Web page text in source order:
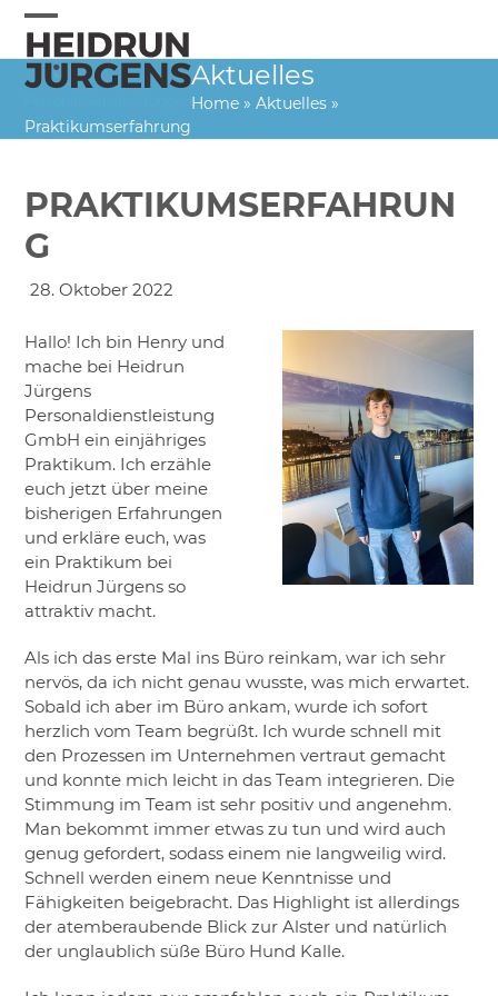
Skip
content
Open
mobile
menu
Close
mobile
menu
Aktuelles
Home »Aktuelles »
Praktikumserfahrung
PRAKTIKUMSERFAHRUN
G
28. Oktober 2022
Hallo! Ich bin Henry und
mache bei Heidrun
Jürgens
Personaldienstleistung
GmbH ein einjähriges
Praktikum. Ich erzähle
euch jetzt über meine
bisherigen Erfahrungen
und erkläre euch, was
ein Praktikum bei
Heidrun Jürgens so
attraktiv macht.
Als ich das erste Mal ins Büro reinkam, war ich sehr
nervös, da ich nicht genau wusste, was mich erwartet.
Sobald ich aber im Büro ankam, wurde ich sofort
herzlich vom Team begrüßt. Ich wurde schnell mit
den Prozessen im Unternehmen vertraut gemacht
und konnte mich leicht in das Team integrieren. Die
Stimmung im Team ist sehr positiv und angenehm.
Man bekommt immer etwas zu tun und wird auch
genug gefordert, sodass einem nie langweilig wird.
Schnell werden einem neue Kenntnisse und
Fähigkeiten beigebracht. Das Highlight ist allerdings
der atemberaubende Blick zur Alster und natürlich
der unglaublich süße Büro Hund Kalle.